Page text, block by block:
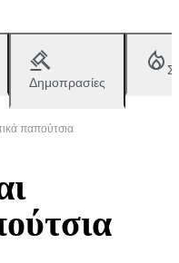
Δημοπρασίες
παπούτσια